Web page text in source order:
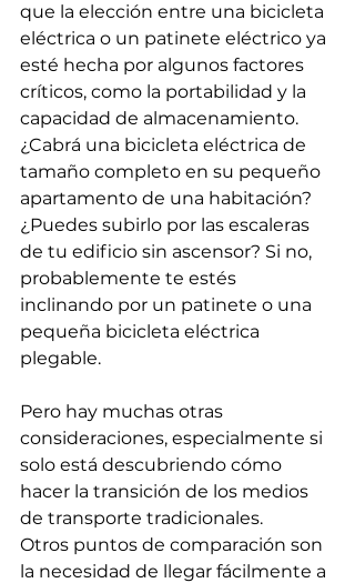
que la elección entre una bicicleta
eléctrica o un patinete eléctrico ya
esté hecha por algunos factores
críticos, como la portabilidad y la
capacidad de almacenamiento.
¿Cabrá una bicicleta eléctrica de
tamaño completo en su pequeño
apartamento de una habitación?
¿Puedes subirlo por las escaleras
de tu edificio sin ascensor? Si no,
probablemente te estés
inclinando por un patinete o una
pequeña bicicleta eléctrica
plegable.
Pero hay muchas otras
consideraciones, especialmente si
solo está descubriendo cómo
hacer la transición de los medios
de transporte tradicionales.
Otros puntos de comparación son
la necesidad de llegar fácilmente a